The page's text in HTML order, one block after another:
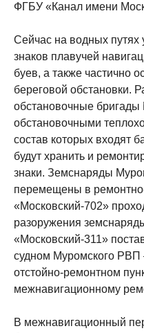
ФГБУ «Канал имени
Сейчас на водных путях
знаков плавучей
буев, а также частично
береговой обстановки.
обстановочные
обстановочными
состав которых входят
будут хранить и
знаки. Земснаряды
перемещены в
«Московский-702»
разоружения
«Московский-311»
судном Муромского РВП
отстойно-ремонтном
межнавигационному
В межнавигационный